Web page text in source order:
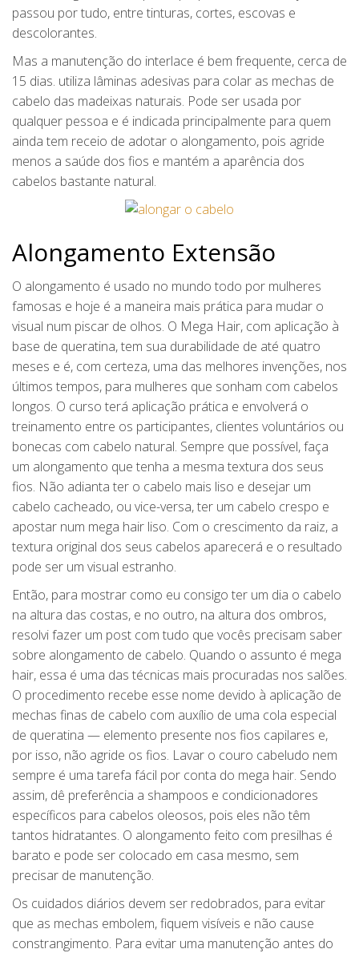
passou por tudo, entre tinturas, cortes, escovas e
descolorantes.
Mas a manutenção do interlace é bem frequente, cerca de
15 dias. utiliza lâminas adesivas para colar as mechas de
cabelo das madeixas naturais. Pode ser usada por
qualquer pessoa e é indicada principalmente para quem
ainda tem receio de adotar o alongamento, pois agride
menos a saúde dos fios e mantém a aparência dos
cabelos bastante natural.
Alongamento Extensão
O alongamento é usado no mundo todo por mulheres
famosas e hoje é a maneira mais prática para mudar o
visual num piscar de olhos. O Mega Hair, com aplicação à
base de queratina, tem sua durabilidade de até quatro
meses e é, com certeza, uma das melhores invenções, nos
últimos tempos, para mulheres que sonham com cabelos
longos. O curso terá aplicação prática e envolverá o
treinamento entre os participantes, clientes voluntários ou
bonecas com cabelo natural. Sempre que possível, faça
um alongamento que tenha a mesma textura dos seus
fios. Não adianta ter o cabelo mais liso e desejar um
cabelo cacheado, ou vice-versa, ter um cabelo crespo e
apostar num mega hair liso. Com o crescimento da raiz, a
textura original dos seus cabelos aparecerá e o resultado
pode ser um visual estranho.
Então, para mostrar como eu consigo ter um dia o cabelo
na altura das costas, e no outro, na altura dos ombros,
resolvi fazer um post com tudo que vocês precisam saber
sobre alongamento de cabelo. Quando o assunto é mega
hair, essa é uma das técnicas mais procuradas nos salões.
O procedimento recebe esse nome devido à aplicação de
mechas finas de cabelo com auxílio de uma cola especial
de queratina — elemento presente nos fios capilares e,
por isso, não agride os fios. Lavar o couro cabeludo nem
sempre é uma tarefa fácil por conta do mega hair. Sendo
assim, dê preferência a shampoos e condicionadores
específicos para cabelos oleosos, pois eles não têm
tantos hidratantes. O alongamento feito com presilhas é
barato e pode ser colocado em casa mesmo, sem
precisar de manutenção.
Os cuidados diários devem ser redobrados, para evitar
que as mechas embolem, fiquem visíveis e não cause
constrangimento. Para evitar uma manutenção antes do